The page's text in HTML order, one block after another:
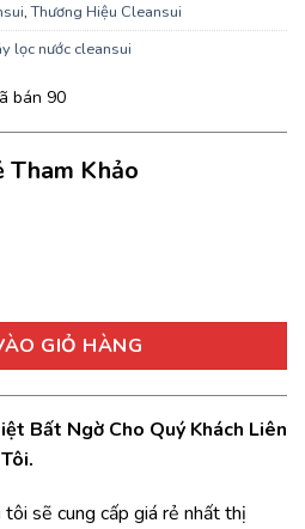
,Thương Hiệu Cleansui
lọc nước cleansui
bán 90
Tham Khảo
Cleansui EU301 nhập khẩu Nhật số
GIỎ HÀNG
Bất Ngờ Cho Quý Khách Liên
sẽ cung cấp giá rẻ nhất thị